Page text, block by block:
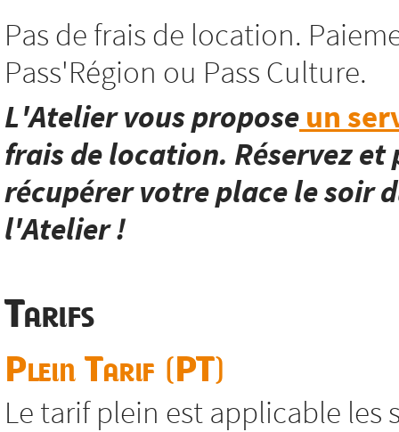
Pas de frais de location.
Pass'Région ou Pass Culture.
L'Atelier vous propose un
frais de location. Réservez
récupérer votre place le soir
l'Atelier !
Tarifs
Plein Tarif (PT)
Le tarif plein est applicable